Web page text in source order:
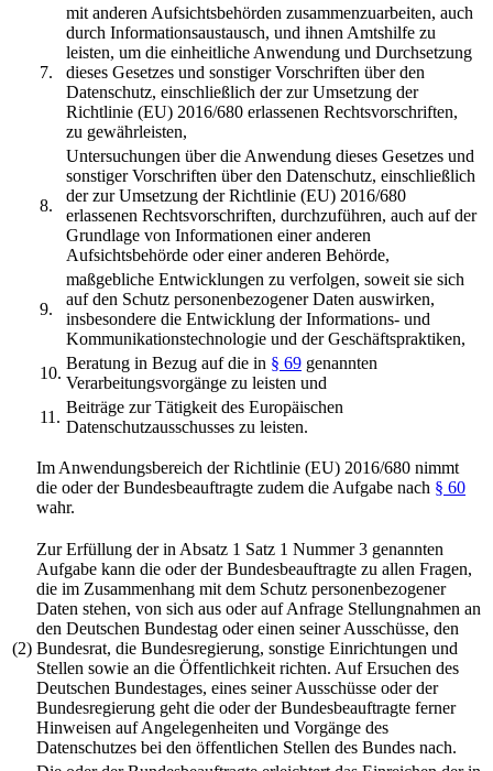
7.
mit anderen Aufsichtsbehörden zusammenzuarbeiten, auch
durch Informationsaustausch, und ihnen Amtshilfe zu
leisten, um die einheitliche Anwendung und Durchsetzung
dieses Gesetzes und sonstiger Vorschriften über den
Datenschutz, einschließlich der zur Umsetzung der
Richtlinie (EU) 2016/680 erlassenen Rechtsvorschriften,
zu gewährleisten,
8.
Untersuchungen über die Anwendung dieses Gesetzes und
sonstiger Vorschriften über den Datenschutz, einschließlich
der zur Umsetzung der Richtlinie (EU) 2016/680
erlassenen Rechtsvorschriften, durchzuführen, auch auf der
Grundlage von Informationen einer anderen
Aufsichtsbehörde oder einer anderen Behörde,
9.
maßgebliche Entwicklungen zu verfolgen, soweit sie sich
auf den Schutz personenbezogener Daten auswirken,
insbesondere die Entwicklung der Informations- und
Kommunikationstechnologie und der Geschäftspraktiken,
10.
Beratung in Bezug auf die in § 69 genannten
Verarbeitungsvorgänge zu leisten und
11.
Beiträge zur Tätigkeit des Europäischen
Datenschutzausschusses zu leisten.
Im Anwendungsbereich der Richtlinie (EU) 2016/680 nimmt
die oder der Bundesbeauftragte zudem die Aufgabe nach § 60
wahr.
(2)
Zur Erfüllung der in Absatz 1 Satz 1 Nummer 3 genannten
Aufgabe kann die oder der Bundesbeauftragte zu allen Fragen,
die im Zusammenhang mit dem Schutz personenbezogener
Daten stehen, von sich aus oder auf Anfrage Stellungnahmen an
den Deutschen Bundestag oder einen seiner Ausschüsse, den
Bundesrat, die Bundesregierung, sonstige Einrichtungen und
Stellen sowie an die Öffentlichkeit richten. Auf Ersuchen des
Deutschen Bundestages, eines seiner Ausschüsse oder der
Bundesregierung geht die oder der Bundesbeauftragte ferner
Hinweisen auf Angelegenheiten und Vorgänge des
Datenschutzes bei den öffentlichen Stellen des Bundes nach.